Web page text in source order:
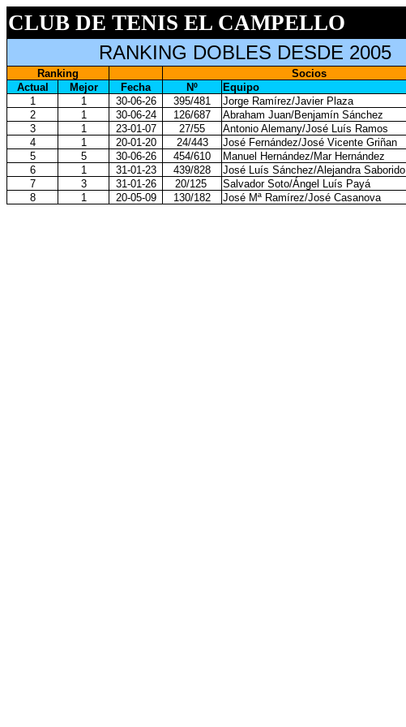
CLUB DE TENIS EL CAMPELLO
RANKING DOBLES DESDE 2005
Ranking
Socios
Actual
Mejor Fecha Nº Equipo
1
1 30-06-26 395/481 Jorge Ramírez/Javier Plaza
2
1 30-06-24 126/687 Abraham Juan/Benjamín Sánchez
3
1 23-01-07 27/55 Antonio Alemany/José Luís Ramos
4
1 20-01-20 24/443 José Fernández/José Vicente Griñan
5
5 30-06-26 454/610 Manuel Hernández/Mar Hernández
6
1 31-01-23 439/828 José Luís Sánchez/Alejandra Saborido
7
3 31-01-26 20/125 Salvador Soto/Ángel Luís Payá
8
1 20-05-09 130/182 José Mª Ramírez/José Casanova